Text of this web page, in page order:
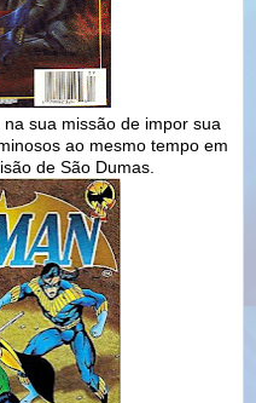
sua missão de impor sua
ao mesmo tempo em
de São Dumas.